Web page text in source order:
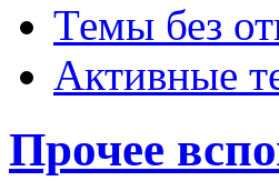
Темы без
Активные
Прочее